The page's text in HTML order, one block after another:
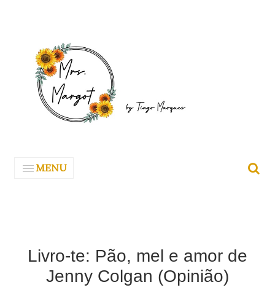
MENU
Livro-te: Pão, mel e amor de
Jenny Colgan (Opinião)